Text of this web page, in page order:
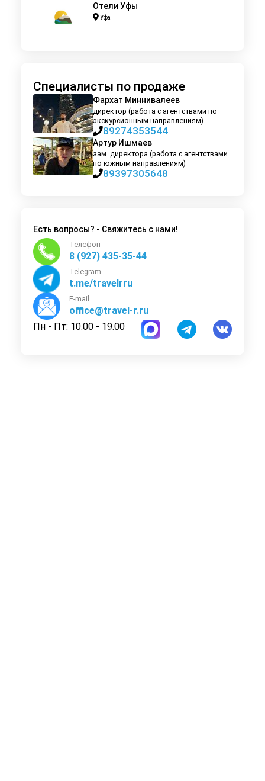
Отели Уфы
Уфа
Специалисты по продаже
Фархат Миннивалеев
директор (работа с агентствами по
экскурсионным направлениям)
89274353544
Артур Ишмаев
зам. директора (работа с агентствами
по южным направлениям)
89397305648
Есть вопросы? - Свяжитесь с нами!
Телефон
8 (927) 435-35-44
Telegram
t.me/travelrru
E-mail
office@travel-r.ru
Пн - Пт: 10.00 - 19.00